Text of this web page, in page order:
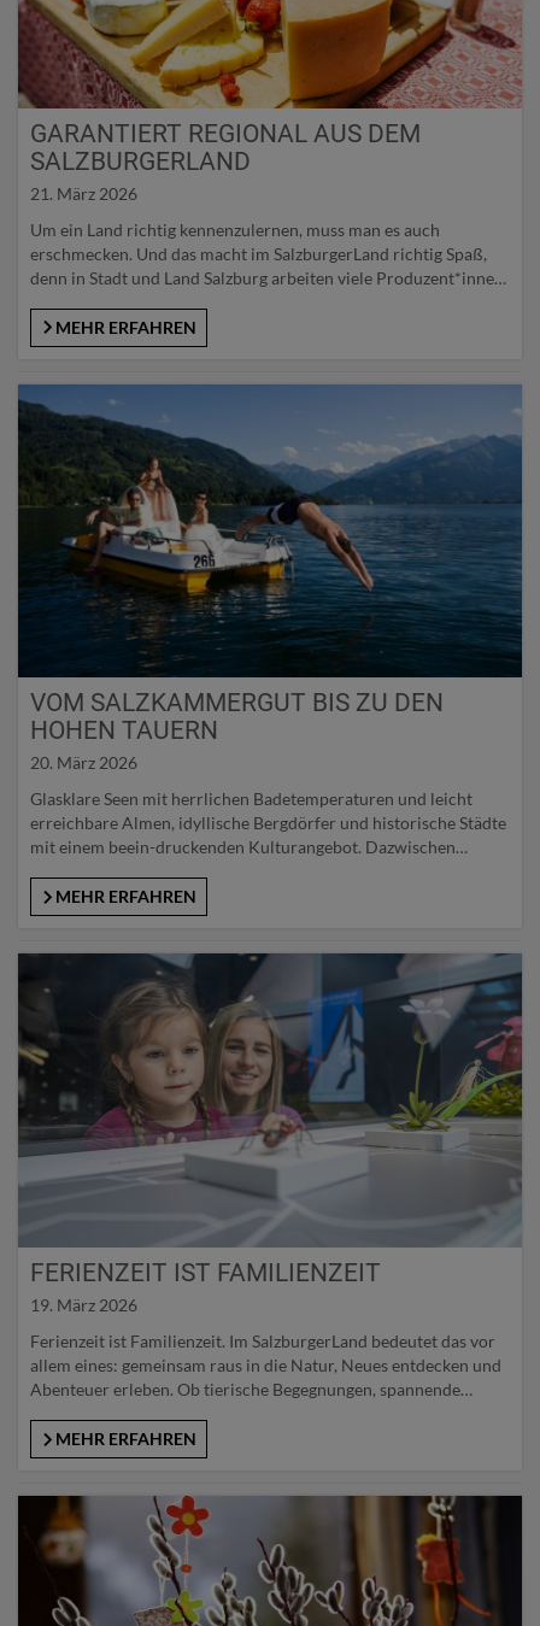
GARANTIERT REGIONAL AUS DEM
SALZBURGERLAND
21. März 2026
Um ein Land richtig kennenzulernen, muss man es auch
erschmecken. Und das macht im SalzburgerLand richtig Spaß,
denn in Stadt und Land Salzburg arbeiten viele Produzent*innen
an hochwertigen Produkten aus der Salzburger Landwirtschaft.
SalzburgerLand Herkunfts-Zertifikat Immer mehr
traditionell hergestellten Nahrungsmitteln aus der Region.
Salzburgs…
MEHR ERFAHREN
VOM SALZKAMMERGUT BIS ZU DEN
HOHEN TAUERN
20. März 2026
Glasklare Seen mit herrlichen Badetemperaturen und leicht
erreichbare Almen, idyllische Bergdörfer und historische Städte
mit einem beein-druckenden Kulturangebot. Dazwischen
historische Zeitzeugen wie Burgen und Schlösser, monumentale
Passstraßen und das größte Naturschutzgebiet Zentraleuropas.
das Land selbst: Wer sich draußen in der Natur…
MEHR ERFAHREN
FERIENZEIT IST FAMILIENZEIT
19. März 2026
Ferienzeit ist Familienzeit. Im SalzburgerLand bedeutet das vor
allem eines: gemeinsam raus in die Natur, Neues entdecken und
Abenteuer erleben. Ob tierische Begegnungen, spannende
große und kleine Urlauber*innen auf ihre Kosten. Wir stellen 16
ausgewählte Ausflugsziele vor, die einfach einen Besuch wert
MEHR ERFAHREN